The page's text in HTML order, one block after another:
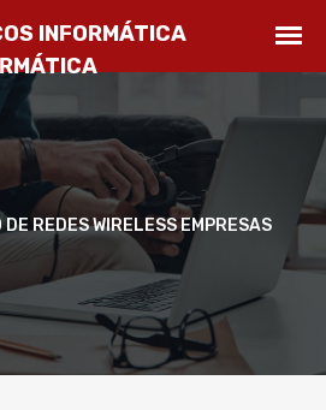
DE REDES WIRELESS EMPRESAS